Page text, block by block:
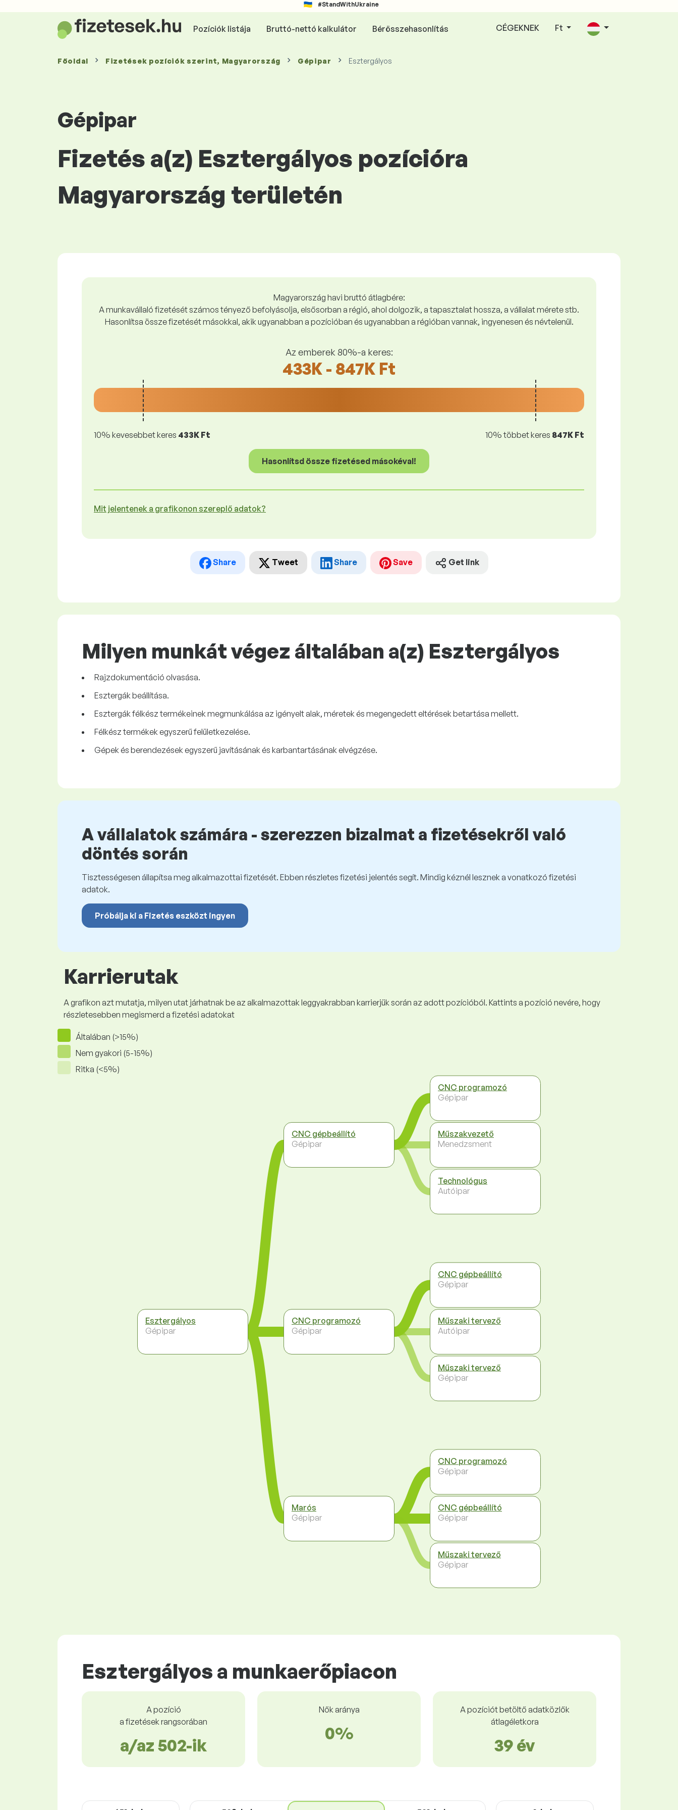
#StandWithUkraine
Pozíciók listája Bruttó-nettó kalkulátor Bérösszehasonlítás CÉGEKNEK Ft
Főoldal Fizetések pozíciók szerint, Magyarország Gépipar Esztergályos
Gépipar
Fizetés a(z) Esztergályos pozícióra
Magyarország területén
Magyarország havi bruttó átlagbére:
A munkavállaló fizetését számos tényező befolyásolja, elsősorban a régió, ahol dolgozik, a tapasztalat hossza, a vállalat mérete stb.
Hasonlítsa össze fizetését másokkal, akik ugyanabban a pozícióban és ugyanabban a régióban vannak, ingyenesen és névtelenül.
Az emberek 80%-a keres:
433K - 847K Ft
10% kevesebbet keres 433K Ft 10% többet keres 847K Ft
Hasonlítsd össze fizetésed másokéval!
Mit jelentenek a grafikonon szereplő adatok?
Share Tweet Share Save Get link
Milyen munkát végez általában a(z) Esztergályos
Rajzdokumentáció olvasása.
Esztergák beállítása.
Esztergák félkész termékeinek megmunkálása az igényelt alak, méretek és megengedett eltérések betartása mellett.
Félkész termékek egyszerű felületkezelése.
Gépek és berendezések egyszerű javításának és karbantartásának elvégzése.
A vállalatok számára - szerezzen bizalmat a fizetésekről való
döntés során
Tisztességesen állapítsa meg alkalmazottai fizetését. Ebben részletes fizetési jelentés segít. Mindig kéznél lesznek a vonatkozó fizetési
adatok.
Próbálja ki a Fizetés eszközt ingyen
Karrierutak
A grafikon azt mutatja, milyen utat járhatnak be az alkalmazottak leggyakrabban karrierjük során az adott pozícióból. Kattints a pozíció nevére, hogy
részletesebben megismerd a fizetési adatokat
Általában (>15%)
Nem gyakori (5-15%)
Ritka (<5%)
Esztergályos
Gépipar
CNC gépbeállító
Gépipar
CNC programozó
Gépipar
Marós
Gépipar
CNC programozó
Gépipar
Műszakvezető
Menedzsment
Technológus
Autóipar
CNC gépbeállító
Gépipar
Műszaki tervező
Autóipar
Műszaki tervező
Gépipar
CNC programozó
Gépipar
CNC gépbeállító
Gépipar
Műszaki tervező
Gépipar
Esztergályos a munkaerőpiacon
A pozíció
a fizetések rangsorában
a/az 502-ik
Nők aránya
0%
A pozíciót betöltő adatközlők
átlagéletkora
39 év